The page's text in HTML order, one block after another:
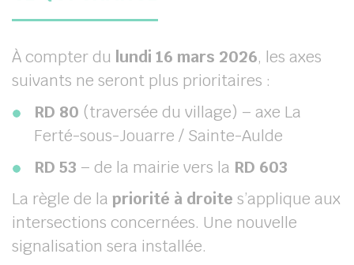
À compter du lundi 16 mars 2026, les axes
suivants ne seront plus prioritaires :
RD 80 (traversée du village) – axe La
Ferté-sous-Jouarre / Sainte-Aulde
RD 53 – de la mairie vers la RD 603
La règle de la priorité à droite s’applique aux
intersections concernées. Une nouvelle
signalisation sera installée.